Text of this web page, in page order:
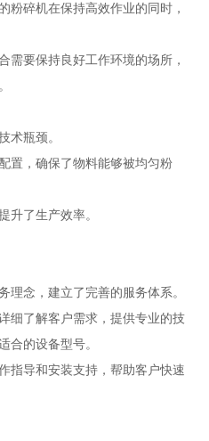
粉碎机在保持高效作业的同时，
需要保持良好工作环境的场所，
术瓶颈。
置，确保了物料能够被均匀粉
升了生产效率。
理念，建立了完善的服务体系。
细了解客户需求，提供专业的技
合的设备型号。
指导和安装支持，帮助客户快速